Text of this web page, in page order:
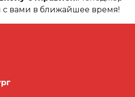
с вами в ближайшее время!